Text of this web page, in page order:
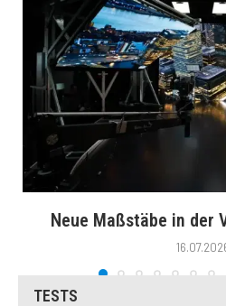
Neue Maßstäbe in der
TESTS